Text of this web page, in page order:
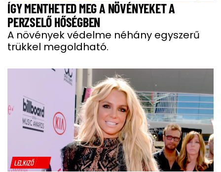
ÍGY MENTHETED MEG A NÖVÉNYEKET A
PERZSELŐ HŐSÉGBEN
A növények védelme néhány egyszerű
trükkel megoldható.
LELKIZŐ